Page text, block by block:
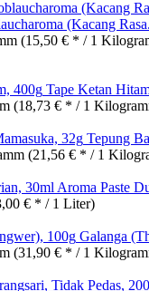
(Kacang
(15,50 € * / 1
Tape Ketan
(18,73 € * / 1
Tepung
(21,56 € * / 1
Aroma Paste
€ * / 1 Liter)
Galanga
(31,90 € * / 1